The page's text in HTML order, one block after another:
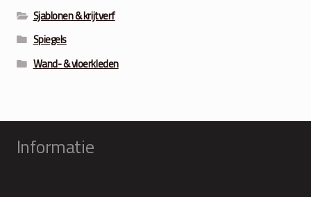
Sjablonen & krijtverf
Spiegels
Wand- & vloerkleden
Informatie